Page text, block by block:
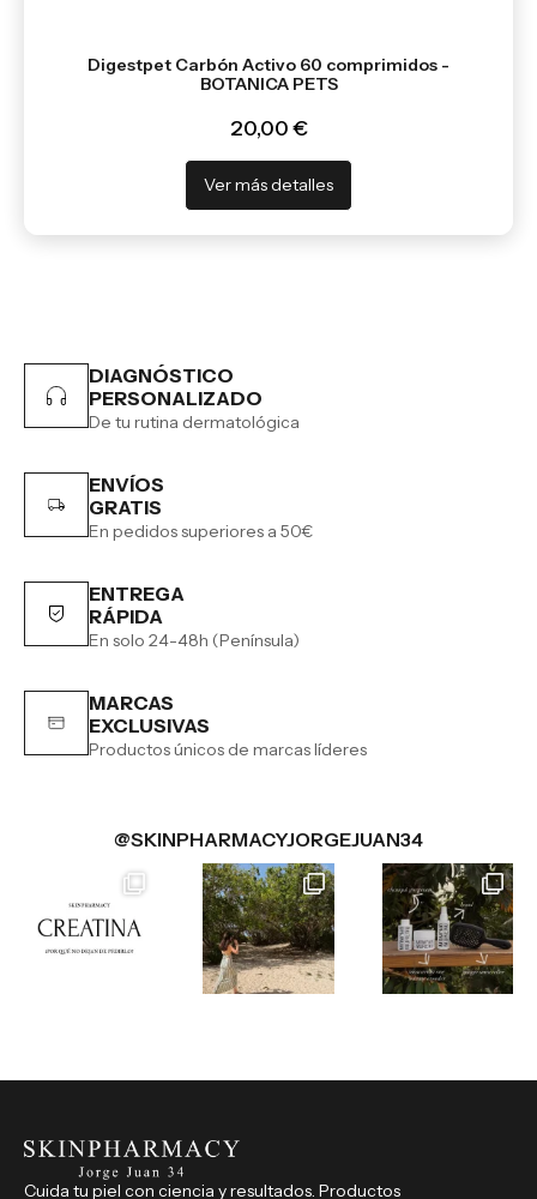
Digestpet Carbón Activo 60 comprimidos -
BOTANICA PETS
20,00 €
Ver más detalles
DIAGNÓSTICO
PERSONALIZADO
De tu rutina dermatológica
ENVÍOS
GRATIS
En pedidos superiores a 50€
ENTREGA
RÁPIDA
En solo 24-48h (Península)
MARCAS
EXCLUSIVAS
Productos únicos de marcas líderes
@SKINPHARMACYJORGEJUAN34
Cuida tu piel con ciencia y resultados. Productos